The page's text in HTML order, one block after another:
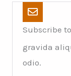
Subscribe
gravida
odio.